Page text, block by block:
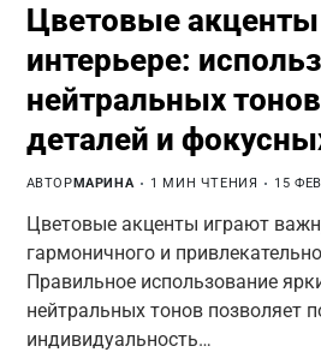
Цветовые
интерьере:
нейтральных
деталей и
АВТОР МАРИНА 1 МИН ЧТЕНИЯ 15
Цветовые акценты играют
гармоничного и
Правильное использование
нейтральных тонов позволяет
индивидуальность…